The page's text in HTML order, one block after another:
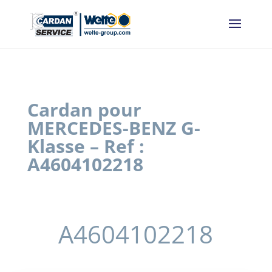
Cardan pour
MERCEDES-BENZ G-
Klasse – Ref :
A4604102218
A4604102218